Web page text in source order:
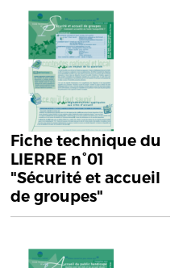
Fiche technique du
LIERRE n°01
"Sécurité et accueil
de groupes"